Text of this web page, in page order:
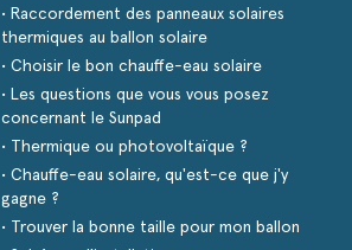
• Raccordement des panneaux solaires
thermiques au ballon solaire
• Choisir le bon chauffe-eau solaire
• Les questions que vous vous posez
concernant le Sunpad
• Thermique ou photovoltaïque ?
• Chauffe-eau solaire, qu'est-ce que j'y
gagne ?
• Trouver la bonne taille pour mon ballon